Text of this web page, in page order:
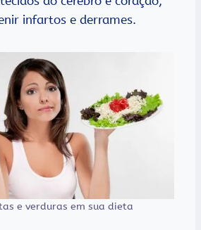
infartos e derrames.
e verduras em sua dieta